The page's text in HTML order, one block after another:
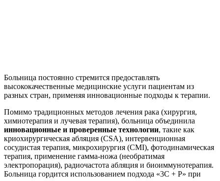
Больница постоянно стремится предоставлять
высококачественные медицинские услуги пациентам из
разных стран, применяя инновационные подходы к терапии.
Помимо традиционных методов лечения рака (хирургия,
химиотерапия и лучевая терапия), больница объединила
инновационные и проверенные технологии, такие как
криохирургическая абляция (CSA), интервенционная
сосудистая терапия, микрохирургия (CMI), фотодинамическая
терапия, применение гамма-ножа (необратимая
электропорация), радиочастота абляция и биоиммунотерапия.
Больница гордится использованием подхода «3C + P» при